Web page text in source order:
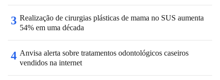
3 Realização de cirurgias plásticas de mama no SUS aumenta
54% em uma década
4 Anvisa alerta sobre tratamentos odontológicos caseiros
vendidos na internet